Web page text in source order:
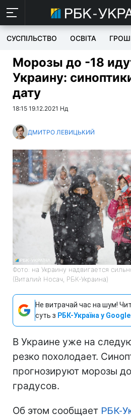
СУСПІЛЬСТВО ОСВІТА
Морозы до -18
Украину:
дату
18:15 19.12.2021 Нд
ДМИТРО ЛЕВИЦЬКИЙ
Фото: на Украину надвигается
(Виталий Носач, РБК-Украина)
Не витрачай час на шум!
суть з РБК-Україна у Google
В Украине уже на
резко похолодает.
прогнозируют морозы
градусов.
Об этом сообщает РБК-